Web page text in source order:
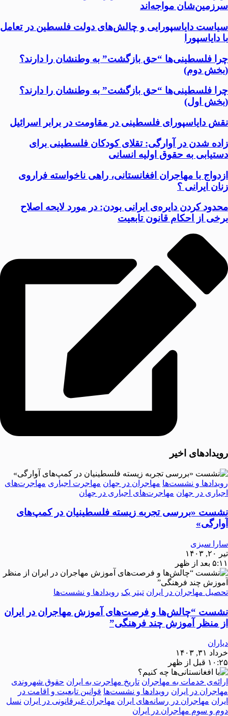
سرزمين‌شان مواجه‌اند
سیاست دایاسپورایی و چالش‌های دولت فلسطین در تعامل
با دایاسپورا
چرا فلسطینی‌ها “حق بازگشت” به وطنشان‌ را دارند؟
(بخش دوم)
چرا فلسطینی‌ها “حق بازگشت” به وطنشان‌ را دارند؟
(بخش اول)
نقش دایاسپورای فلسطینی در مقاومت در برابر اسرائیل
زاده شدن در آوارگی: تقلای کودکان فلسطینی برای
دستیابی به حقوق اولیه انسانی
ازدواج با مهاجران افغانستانی، راهی ناخواسته فراروی
زنان ایرانی ؟
محدود کردن دایره‌ی ایرانی بودن: در مورد لایحه اصلاح
برخی از احکام قانون تابعیت
رویدادهای اخیر
رویدادها و نشست‌ها مهاجران در جهان مهاجرت اجباری مهاجرت‌های
اجباری در جهان مهاجرت‌های اجباری در جهان
نشست «بررسی تجربه‌ زیسته فلسطینیان در کمپ‌های
آوارگی»
سارا سبزی
تیر ۲۰, ۱۴۰۳
۵:۱۱ بعد از ظهر
تحصیل مهاجران در ایران تیتر یک رویدادها و نشست‌ها
نشست “چالش‌ها و فرصت‌های آموزش مهاجران در ایران
از منظر آموزش چند فرهنگی”
دیاران
خرداد ۳۱, ۱۴۰۳
۱۰:۲۵ قبل از ظهر
ارائه‌ی خدمات به مهاجران تاریخ مهاجرت به ایران حقوق شهروندی
مهاجران در ایران رویدادها و نشست‌ها قوانین تابعیت و اقامت در
ایران مهاجران در رسانه‌های ایران مهاجران غیرقانونی در ایران نسل
دوم و سوم مهاجران در ایران